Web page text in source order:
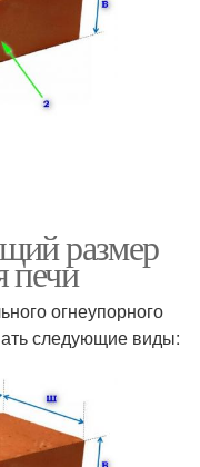
размер
печи
огнеупорного
следующие виды: